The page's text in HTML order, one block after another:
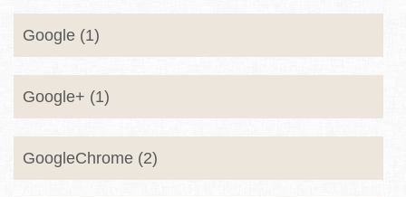
Google (1)
Google+ (1)
GoogleChrome (2)